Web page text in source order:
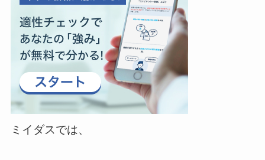
ミイダスでは、